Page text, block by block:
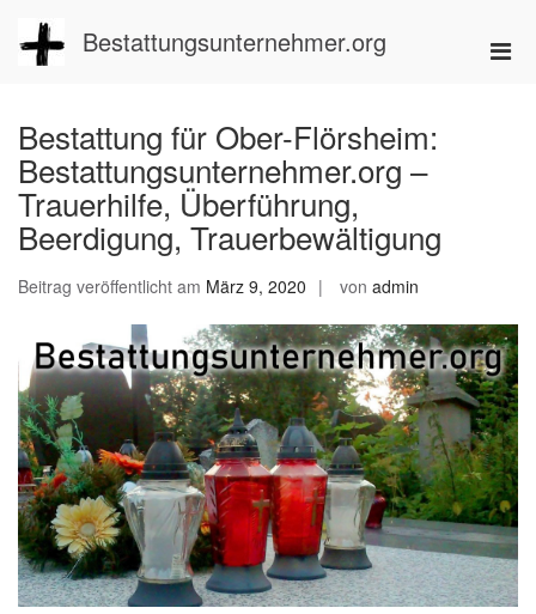
Inhalt
springen
Bestattungsunternehmer.org
Bestattung für Ober-Flörsheim:
Bestattungsunternehmer.org –
Trauerhilfe, Überführung,
Beerdigung, Trauerbewältigung
Beitrag veröffentlicht am März 9, 2020 von admin